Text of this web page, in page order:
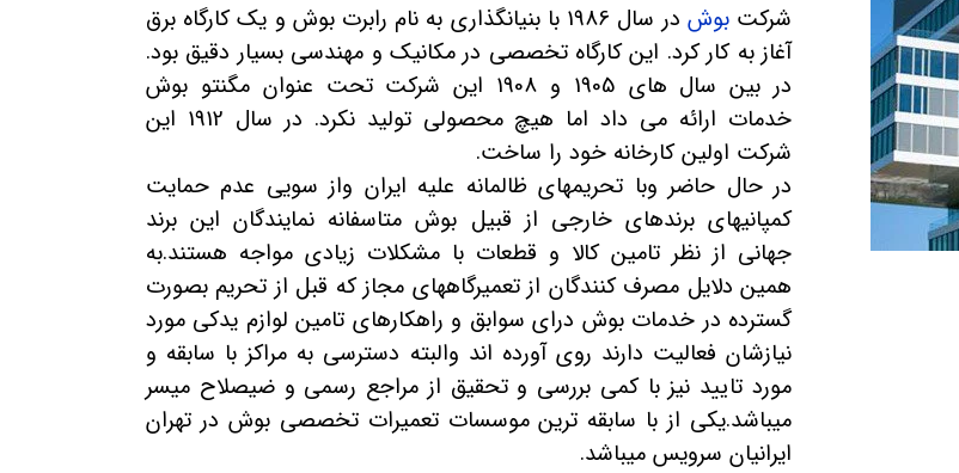
شرکتبوش
در سال 1986 با بنیانگذاری به نام رابرت بوش و یک کارگاه برق
آغاز به کار کرد. این کارگاه تخصصی در مکانیک و مهندسی بسیار دقیق بود.
در بین سال های 1905 و 1908 این شرکت تحت عنوان مگنتو بوش
خدمات ارائه می داد اما هیچ محصولی تولید نکرد. در سال 1912 این
شرکت اولین کارخانه خود را ساخت.
در حال حاضر وبا تحریمهای ظالمانه علیه ایران واز سویی عدم حمایت
کمپانیهای برندهای خارجی از قبیل بوش متاسفانه نمایندگان این برند
جهانی از نظر تامین کالا و قطعات با مشکلات زیادی مواجه هستند.به
همین دلایل مصرف کنندگان از تعمیرگاههای مجاز که قبل از تحریم بصورت
گسترده در خدمات بوش درای سوابق و راهکارهای تامین لوازم یدکی مورد
نیازشان فعالیت دارند روی آورده اند والبته دسترسی به مراکز با سابقه و
مورد تایید نیز با کمی بررسی و تحقیق از مراجع رسمی و ضیصلاح میسر
میباشد.یکی از با سابقه ترین موسسات تعمیرات تخصصی بوش در تهران
ایرانیان سرویس میباشد.